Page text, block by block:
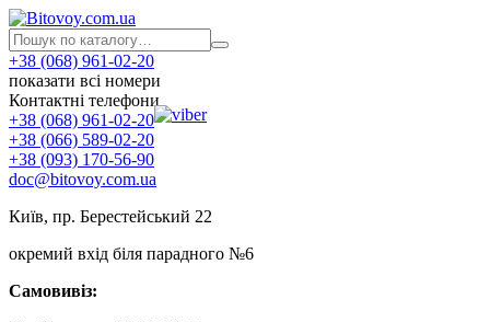
+38 (068) 961-02-20
показати всі номери
Контактні телефони
+38 (068) 961-02-20
+38 (066) 589-02-20
+38 (093) 170-56-90
doc@bitovoy.com.ua
Київ, пр. Берестейський 22
окремий вхід біля парадного №6
Самовивіз: